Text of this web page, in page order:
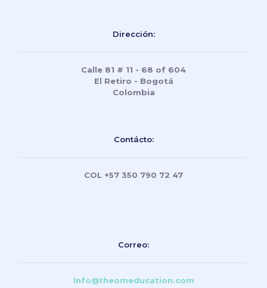
Dirección:
Calle 81 # 11 - 68 of 604
El Retiro - Bogotá
Colombia
Contácto:
COL +57 350 790 72 47
Correo:
Info@theomeducation.com